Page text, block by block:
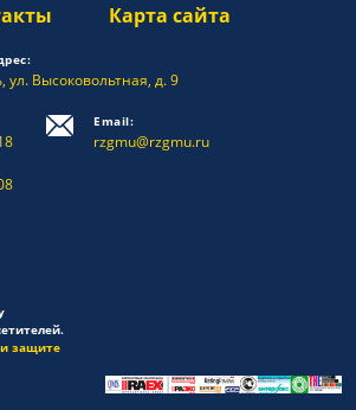
Карта сайта
ул. Высоковольтная, д. 9
Email:
rzgmu@rzgmu.ru
и защите